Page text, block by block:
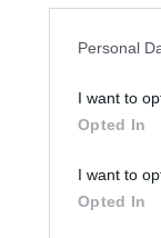
Personal
I want to
Opted In
I want to
Opted In
Sakkozó
tudják